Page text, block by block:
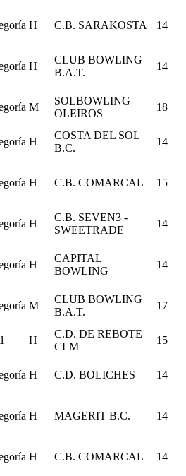
H C.B. SARAKOSTA
14
H
CLUB BOWLING
B.A.T.
14
M
SOLBOWLING
OLEIROS
18
H
COSTA DEL SOL
B.C.
14
H C.B. COMARCAL 15
H
C.B. SEVEN3 -
SWEETRADE
14
H
CAPITAL
BOWLING
14
M
CLUB BOWLING
B.A.T.
17
H
C.D. DE REBOTE
CLM
15
H C.D. BOLICHES 14
H MAGERIT B.C. 14
H C.B. COMARCAL 14